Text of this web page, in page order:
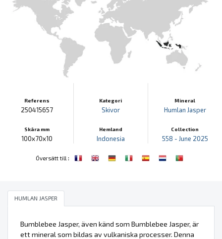
Referens
250415657
Skära mm
100x70x10
Kategori
Skivor
Hemland
Indonesia
Mineral
Humlan Jasper
Collection
558 - June 2025
Översätt till :
HUMLAN JASPER
Bumblebee Jasper, även känd som Bumblebee Jasper, är
ett mineral som bildas av vulkaniska processer. Denna